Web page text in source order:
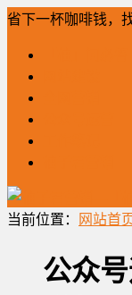
省下一杯咖啡钱，
当前位置： 网站首
公众